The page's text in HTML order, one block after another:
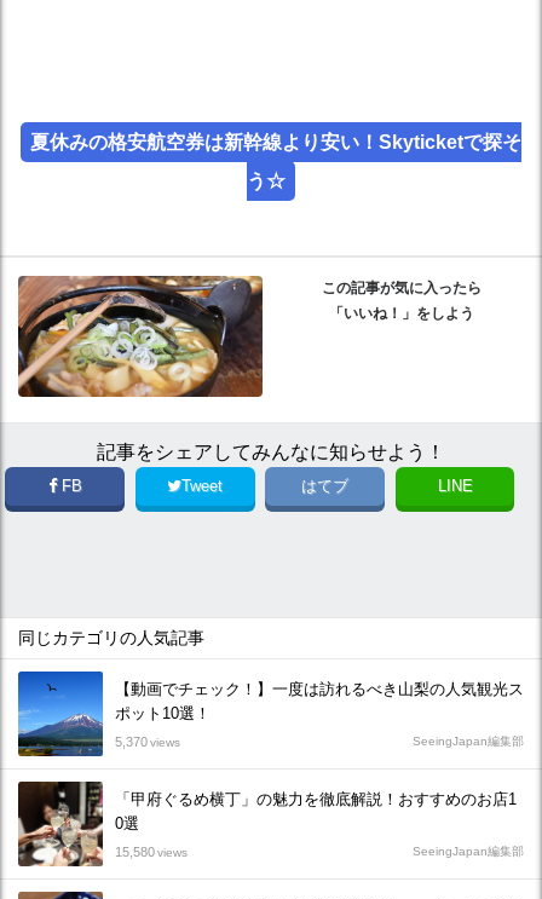
夏休みの格安航空券は新幹線より安い！Skyticketで探そ
う☆
この記事が気に入ったら
「いいね！」をしよう
記事をシェアしてみんなに知らせよう！
FB Tweet はてブ LINE
同じカテゴリの人気記事
【動画でチェック！】一度は訪れるべき山梨の人気観光ス
ポット10選！
5,370views SeeingJapan編集部
「甲府ぐるめ横丁」の魅力を徹底解説！おすすめのお店1
0選
15,580views SeeingJapan編集部